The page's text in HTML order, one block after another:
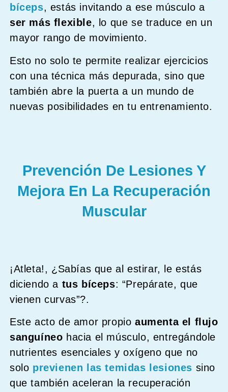
bíceps, estás invitando a ese músculo a
ser más flexible, lo que se traduce en un
mayor rango de movimiento.
Esto no solo te permite realizar ejercicios
con una técnica más depurada, sino que
también abre la puerta a un mundo de
nuevas posibilidades en tu entrenamiento.
Prevención De Lesiones Y
Mejora En La Recuperación
Muscular
¡Atleta!, ¿Sabías que al estirar, le estás
diciendo a tus bíceps: “Prepárate, que
vienen curvas”?.
Este acto de amor propio aumenta el flujo
sanguíneo hacia el músculo, entregándole
nutrientes esenciales y oxígeno que no
solo previenen las temidas lesiones sino
que también aceleran la recuperación